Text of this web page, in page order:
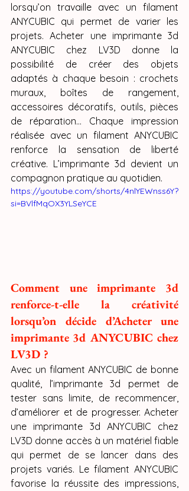
lorsqu’on travaille avec un filament
ANYCUBIC qui permet de varier les
projets. Acheter une imprimante 3d
ANYCUBIC chez LV3D donne la
possibilité de créer des objets
adaptés à chaque besoin : crochets
muraux, boîtes de rangement,
accessoires décoratifs, outils, pièces
de réparation… Chaque impression
réalisée avec un filament ANYCUBIC
renforce la sensation de liberté
créative. L’imprimante 3d devient un
compagnon pratique au quotidien.
https://youtube.com/shorts/4nlYEWnss6Y?
si=BVlfMqOX3YLSeYCE
Comment une imprimante 3d
renforce-t-elle la créativité
lorsqu’on décide d’Acheter une
imprimante 3d ANYCUBIC chez
LV3D ?
Avec un filament ANYCUBIC de bonne
qualité, l’imprimante 3d permet de
tester sans limite, de recommencer,
d’améliorer et de progresser. Acheter
une imprimante 3d ANYCUBIC chez
LV3D donne accès à un matériel fiable
qui permet de se lancer dans des
projets variés. Le filament ANYCUBIC
favorise la réussite des impressions,